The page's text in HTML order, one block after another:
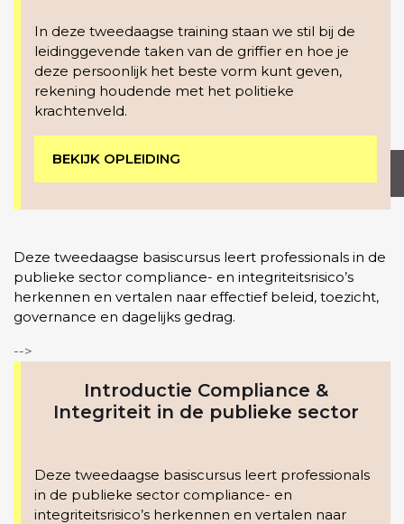
In deze tweedaagse training staan we stil bij de
leidinggevende taken van de griffier en hoe je
deze persoonlijk het beste vorm kunt geven,
rekening houdende met het politieke
krachtenveld.
BEKIJK OPLEIDING
Deze tweedaagse basiscursus leert professionals in de
publieke sector compliance- en integriteitsrisico’s
herkennen en vertalen naar effectief beleid, toezicht,
governance en dagelijks gedrag.
-->
Introductie Compliance &
Integriteit in de publieke sector
Deze tweedaagse basiscursus leert professionals
in de publieke sector compliance- en
integriteitsrisico’s herkennen en vertalen naar